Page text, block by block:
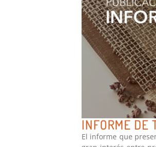
INFORME DE
El informe que